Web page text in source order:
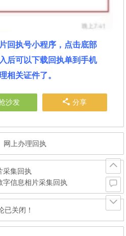
回执号小程序，点击底部
后可以下载回执单到手机
相关证件了。
沙发 分享
网上办理回执
采集回执
信息相片采集回执
已关闭！